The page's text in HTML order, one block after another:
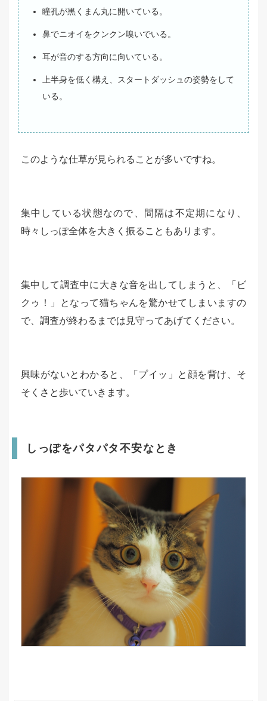
瞳孔が黒くまん丸に開いている。
鼻でニオイをクンクン嗅いでいる。
耳が音のする方向に向いている。
上半身を低く構え、スタートダッシュの姿勢をして
いる。
このような仕草が見られることが多いですね。
集中している状態なので、間隔は不定期になり、
時々しっぽ全体を大きく振ることもあります。
集中して調査中に大きな音を出してしまうと、「ビ
クゥ！」となって猫ちゃんを驚かせてしまいますの
で、調査が終わるまでは見守ってあげてください。
興味がないとわかると、「プイッ」と顔を背け、そ
そくさと歩いていきます。
しっぽをパタパタ不安なとき